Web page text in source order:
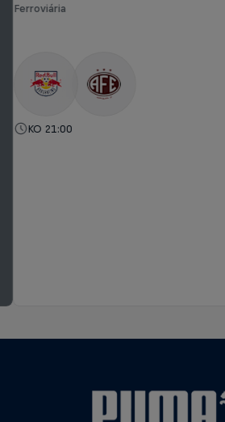
Ferroviária
KO 21:00